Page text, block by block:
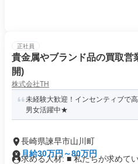
正社員
貴金属やブランド品の買取営
開)
株式会社TH
未経験大歓迎！インセンティブで
男女活躍中★
長崎県諫早市山川町
月給30万円～80万円
求める人材: ■ 私たちが求めて